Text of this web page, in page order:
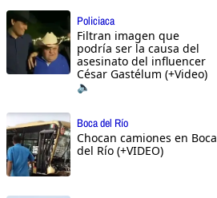
Policiaca
Filtran imagen que
podría ser la causa del
asesinato del influencer
César Gastélum (+Video)
🔈
Boca del Río
Chocan camiones en Boca
del Río (+VIDEO)